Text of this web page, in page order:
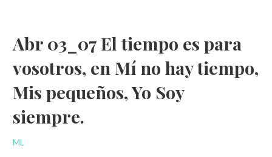
Abr 03_07 El tiempo es para
vosotros, en Mí no hay tiempo,
Mis pequeños, Yo Soy
siempre.
ML